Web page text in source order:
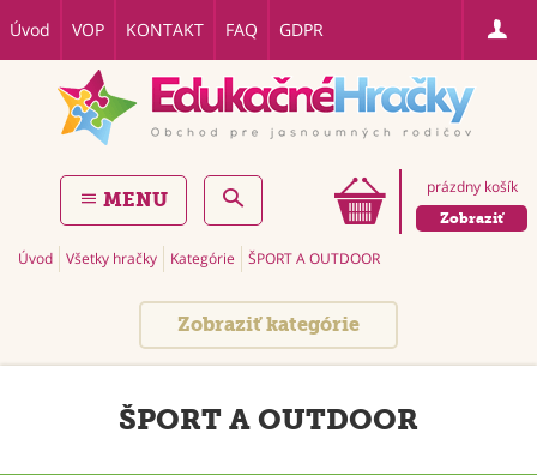
Úvod VOP KONTAKT FAQ GDPR
prázdny košík
Zobraziť
MENU
Úvod Všetky hračky Kategórie ŠPORT A OUTDOOR
Zobraziť kategórie
ŠPORT A OUTDOOR